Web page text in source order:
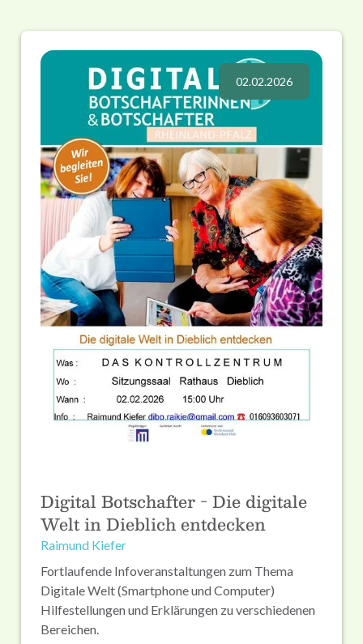
02.02.2026
Digital Botschafter - Die digitale
Welt in Dieblich entdecken
Raimund Kiefer
Fortlaufende Infoveranstaltungen zum Thema
Digitale Welt (Smartphone und Computer)
Hilfestellungen und Erklärungen zu verschiedenen
Bereichen.